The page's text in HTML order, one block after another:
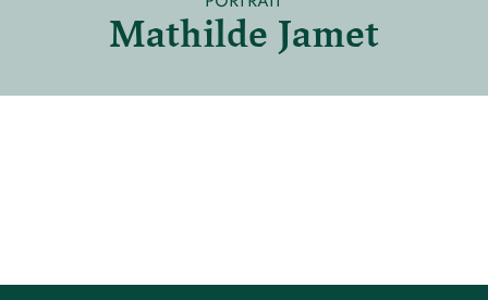
Vies de primates
Devenir membre du "Cercle des Amis de Jane"
Faire un donMathilde Jamet